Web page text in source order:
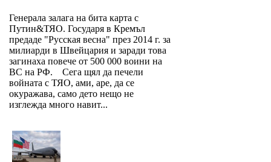
Генерала залага на бита карта с
Путин&ТЯО. Государя в Кремъл
предаде "Русская весна" през 2014 г. за
милиарди в Швейцария и заради това
загинаха повече от 500 000 воини на
ВС на РФ. Сега щял да печели
войната с ТЯО, ами, аре, да се
окуражава, само дето нещо не
изглежда много навит...